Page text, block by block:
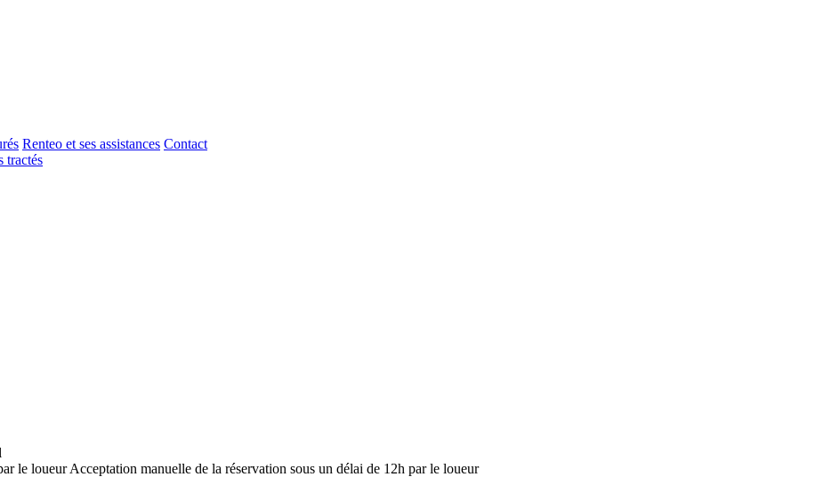
Renteo et ses assistances Contact
tractés
Acceptation manuelle de la réservation sous un délai de 12h par le loueur